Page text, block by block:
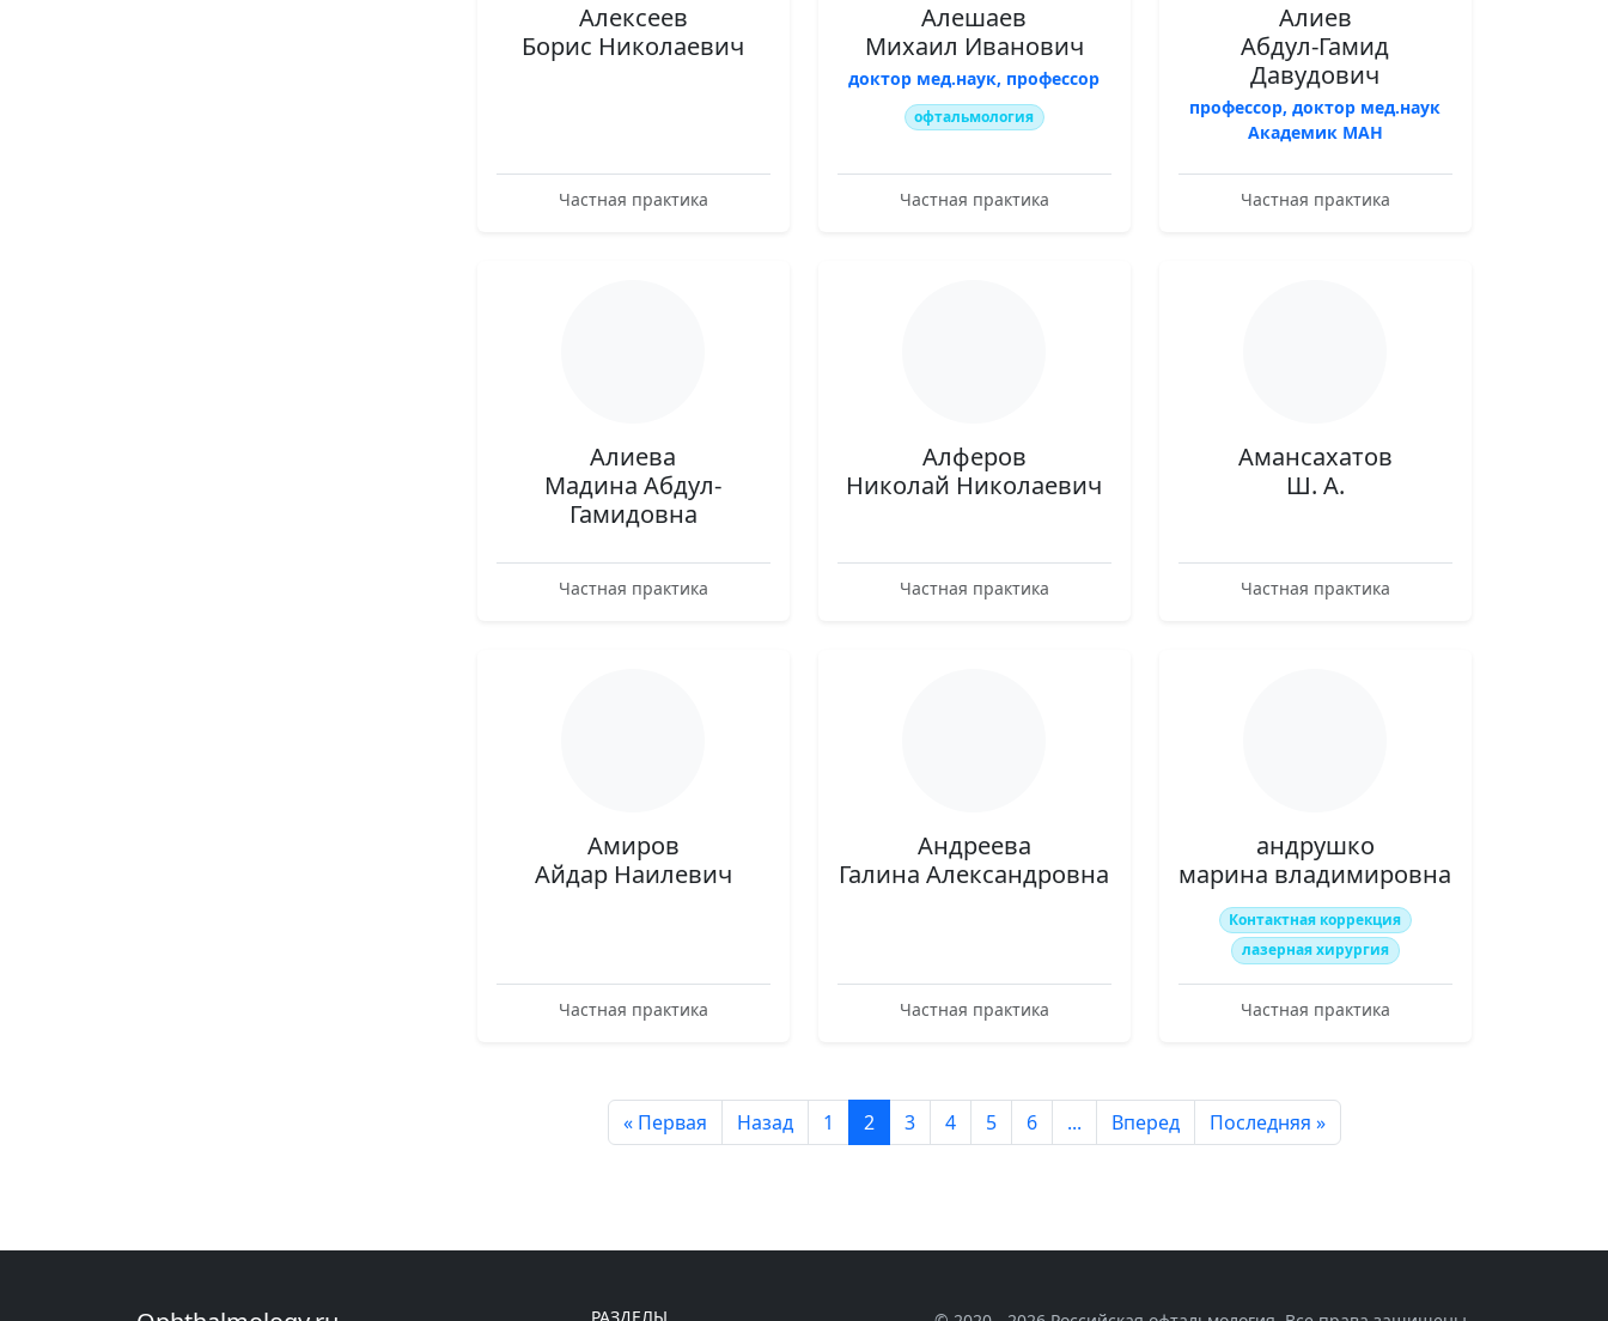
Алексеев
Борис Николаевич
Частная практика
Алешаев
Михаил Иванович
доктор мед.наук, профессор
офтальмология
Частная практика
Алиев
Абдул-Гамид
Давудович
профессор, доктор мед.наук
Академик МАН
Частная практика
Алиева
Мадина Абдул-
Гамидовна
Частная практика
Алферов
Николай Николаевич
Частная практика
Амансахатов
Ш. А.
Частная практика
Амиров
Айдар Наилевич
Частная практика
Андреева
Галина Александровна
Частная практика
андрушко
марина владимировна
Контактная коррекция
лазерная хирургия
Частная практика
« Первая Назад 1 2 3 4 5 6 ... Вперед Последняя »